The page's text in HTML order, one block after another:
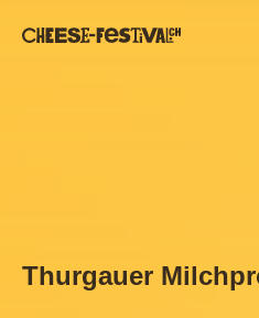
Thurgauer